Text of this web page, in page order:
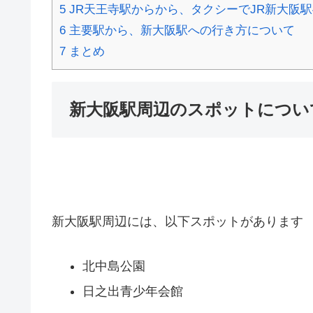
5 JR天王寺駅からから、タクシーでJR新大阪
6 主要駅から、新大阪駅への行き方について
7 まとめ
新大阪駅周辺のスポットについ
新大阪駅周辺には、以下スポットがあります
北中島公園
日之出青少年会館